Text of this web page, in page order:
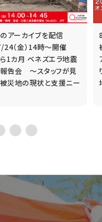
アーカイブを配信
（金）14時～開催
1カ月 ベネズエラ地震
告会 ～スタッフが見
災地の現状と支援ニー